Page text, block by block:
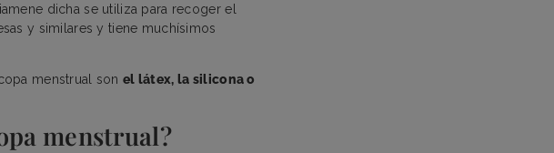
dicha se utiliza para recoger el
y similares y tiene muchísimos
menstrual sonel látex, la silicona o
menstrual?